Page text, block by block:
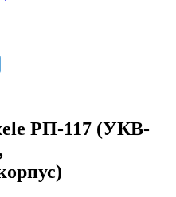
РП-117 (УКВ-